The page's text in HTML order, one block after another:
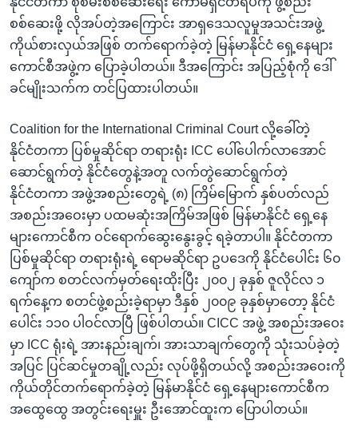
ရန်
ရှာဖွေ
နေရာ
ရန်
ဘာသာစကားများ
စစ်ဆေးဖို့ လိုအပ်တဲ့အကြောင်း အာရှဒေသလူမှုအသင်းအဖွဲ့
ကိုယ်စားလှယ်အဖြစ် တက်ရောက်ခဲ့တဲ့ မြန်မာနိုင်ငံ ရှေ့နေများ
ကောင်စီအဖွဲ့က ပြောခဲ့ပါတယ်။ ဒီအကြောင်း အပြည့်စုံကို ဒေါ်
ခင်မျိုးသက်က တင်ပြထားပါတယ်။
Coalition for the International Criminal Court လို့ခေါ်တဲ့
နိုင်ငံတကာ ပြစ်မှုဆိုင်ရာ တရားရုံး ICC ပေါ်ပေါက်လာအောင်
ဆောင်ရွက်တဲ့ နိုင်ငံတွေနဲ့အတူ လက်တွဲဆောင်ရွက်တဲ့
နိုင်ငံတကာ အဖွဲ့အစည်းတွေရဲ့ (၈) ကြိမ်မြောက် နှစ်ပတ်လည်
အစည်းအဝေးမှာ ပထမဆုံးအကြိမ်အဖြစ် မြန်မာနိုင်ငံ ရှေ့နေ
များကောင်စီက ဝင်ရောက်ဆွေးနွေးခွင့် ရခဲ့တာပါ။ နိုင်ငံတကာ
ပြစ်မှုဆိုင်ရာ တရားရုံးရဲ့ ရောမဆိုင်ရာ ဥပဒေကို နိုင်ငံပေါင်း ၆၀
ကျော်က စတင်လက်မှတ်ရေးထိုးပြီး ၂၀၀၂ ခုနှစ် ဇူလိုင်လ ၁
ရက်နေ့က စတင်ဖွဲ့စည်းခဲ့ရာမှာ ဒီနှစ် ၂၀၀၉ ခုနှစ်မှာတော့ နိုင်ငံ
ပေါင်း ၁၁၀ ပါဝင်လာပြီ ဖြစ်ပါတယ်။ CICC အဖွဲ့ အစည်းအဝေး
မှာ ICC ရုံးရဲ့ အားနည်းချက်၊ အားသာချက်တွေကို သုံးသပ်ခဲ့တဲ့
အပြင် ပြင်ဆင်မှုတချို့လည်း လုပ်ဖို့ရှိတယ်လို့ အစည်းအဝေးကို
ကိုယ်တိုင်တက်ရောက်ခဲ့တဲ့ မြန်မာနိုင်ငံ ရှေ့နေများကောင်စီက
အထွေထွေ အတွင်းရေးမှူး ဦးအောင်ထူးက ပြောပါတယ်။